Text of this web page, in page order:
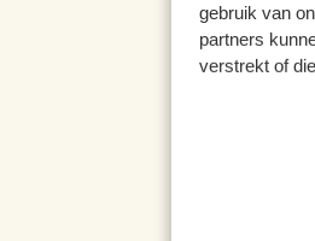
gebruik van
partners
verstrekt of